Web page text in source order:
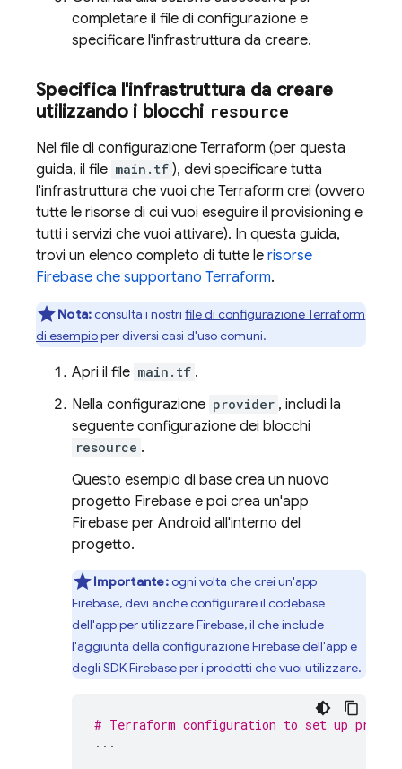
completare il file di configurazione e
specificare l'infrastruttura da creare.
Specifica l'infrastruttura da creare
utilizzando i blocchi resource
Nel file di configurazione Terraform (per questa
guida, il file main.tf ), devi specificare tutta
l'infrastruttura che vuoi che Terraform crei (ovvero
tutte le risorse di cui vuoi eseguire il provisioning e
tutti i servizi che vuoi attivare). In questa guida,
trovi un elenco completo di tutte le risorse
Firebase che supportano Terraform.
Nota:consulta i nostrifile di configurazione Terraform
di esempioper diversi casi d'uso comuni.
Apri il file main.tf .
Nella configurazione provider , includi la
seguente configurazione dei blocchi
resource .
Questo esempio di base crea un nuovo
progetto Firebase e poi crea un'app
Firebase per Android all'interno del
progetto.
Importante:ogni volta che crei un'app
Firebase, devi anche configurare il codebase
dell'app per utilizzare Firebase, il che include
l'aggiunta della configurazione Firebase dell'app e
degli SDK Firebase per i prodotti che vuoi utilizzare.
# Terraform configuration to set up
...